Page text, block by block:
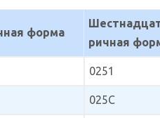
форма
ричная
0251
025C